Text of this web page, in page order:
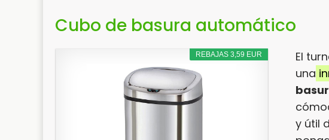
Cubo de basura automático
REBAJAS 3,59 EUR El
una
y útil